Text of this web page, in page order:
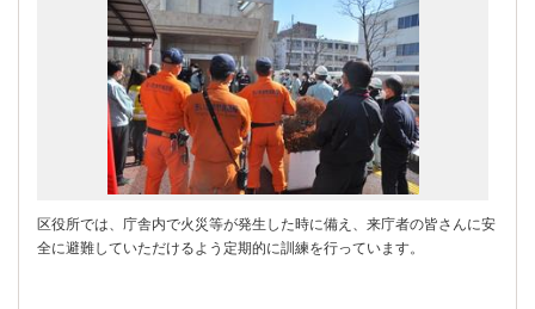
区役所では、庁舎内で火災等が発生した時に備え、来庁者の皆さんに安
全に避難していただけるよう定期的に訓練を行っています。